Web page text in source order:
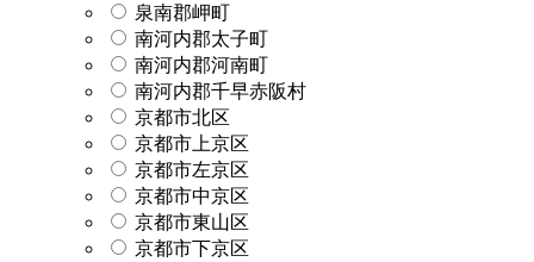
泉南郡岬町
南河内郡太子町
南河内郡河南町
南河内郡千早赤阪村
京都市北区
京都市上京区
京都市左京区
京都市中京区
京都市東山区
京都市下京区